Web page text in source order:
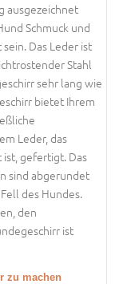
ausgezeichnet
Schmuck und
Das Leder ist
Stahl
sehr lang wie
bietet Ihrem
Leder, das
gefertigt. Das
sind abgerundet
des Hundes.
den
ist
zu machen